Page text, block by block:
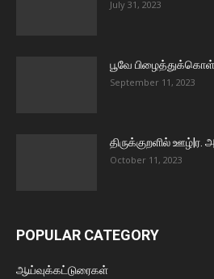
July 31, 2023
பூவே
September 11, 2023
திருக்குறளில் ஊழ்|ர.
October 11, 2023
POPULAR CATEGORY
ஆய்வுக்கட்டுரைகள்